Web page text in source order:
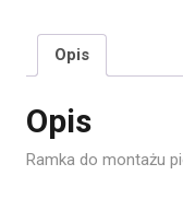
Opis
Opis
Ramka do montażu